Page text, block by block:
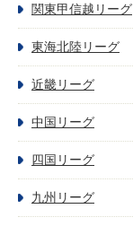
関東甲信越リーグ
東海北陸リーグ
近畿リーグ
中国リーグ
四国リーグ
九州リーグ